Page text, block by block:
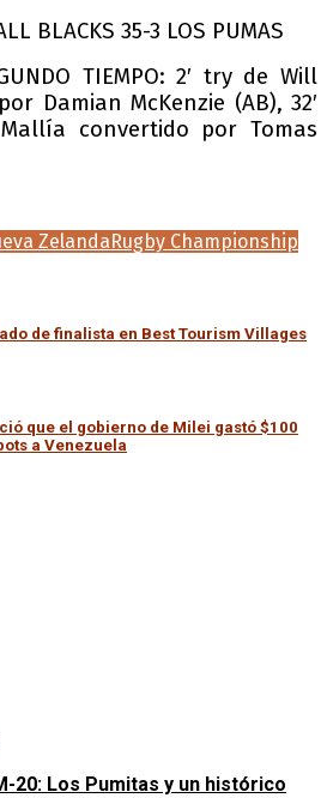
BLACKS 35-3 LOS PUMAS
TIEMPO: 2′ try de Will
Damian McKenzie (AB), 32′
convertido por Tomas
ZelandaRugby Championship
de finalista en Best Tourism Villages
que el gobierno de Milei gastó $100
a Venezuela
20: Los Pumitas y un histórico